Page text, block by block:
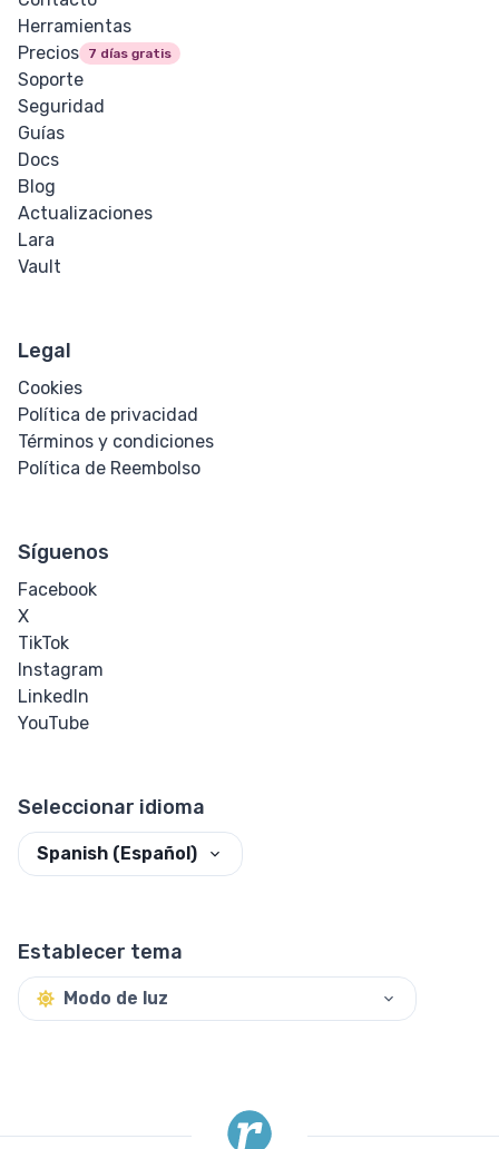
Herramientas
Precios
7 días gratis
Soporte
Seguridad
Guías
Docs
Blog
Actualizaciones
Lara
Vault
Legal
Cookies
Política de privacidad
Términos y condiciones
Política de Reembolso
Síguenos
Facebook
X
TikTok
Instagram
LinkedIn
YouTube
Seleccionar idioma
Spanish (Español)
Establecer tema
Modo de luz